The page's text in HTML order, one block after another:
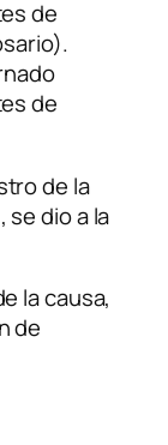
de
de la
se dio a la
la causa,
de